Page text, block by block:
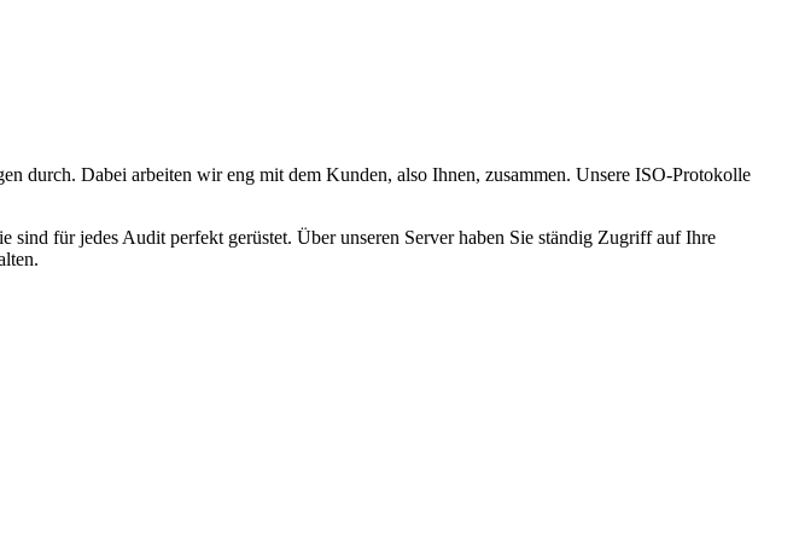
durch. Dabei arbeiten wir eng mit dem Kunden, also Ihnen, zusammen. Unsere ISO-Protokolle
für jedes Audit perfekt gerüstet. Über unseren Server haben Sie ständig Zugriff auf Ihre